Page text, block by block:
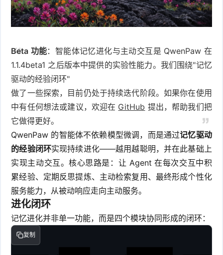
Beta 功能：智能体记忆进化与主动交互是 QwenPaw 在
1.1.4beta1 之后版本中提供的实验性能力。我们围绕"记忆
驱动的经验闭环"
做了一些探索，目前仍处于持续迭代阶段。如果你在使用
中有任何想法或建议，欢迎在 GitHub 提出，帮助我们把
它做得更好。
QwenPaw 的智能体不依赖模型微调，而是通过记忆驱动
的经验闭环实现持续进化——越用越聪明，并在此基础上
实现主动交互。核心思路是：让 Agent 在每次交互中积
累经验、定期反思提炼、主动检索复用、最终形成个性化
服务能力，从被动响应走向主动服务。
进化闭环
记忆进化并非单一功能，而是四个模块协同形成的闭环：
复制